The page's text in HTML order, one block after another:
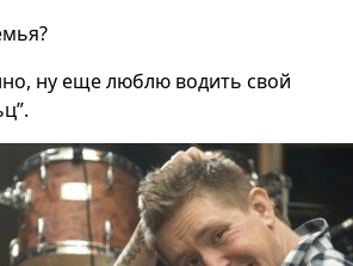
ну еще люблю водить свой